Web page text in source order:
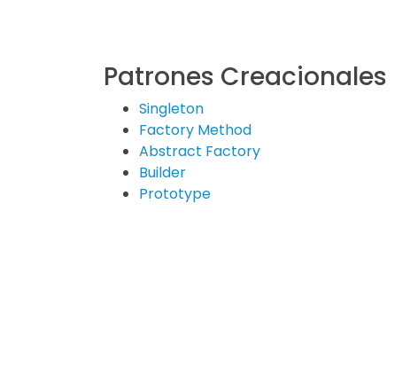
Patrones Creacionales
Singleton
Factory Method
Abstract Factory
Builder
Prototype